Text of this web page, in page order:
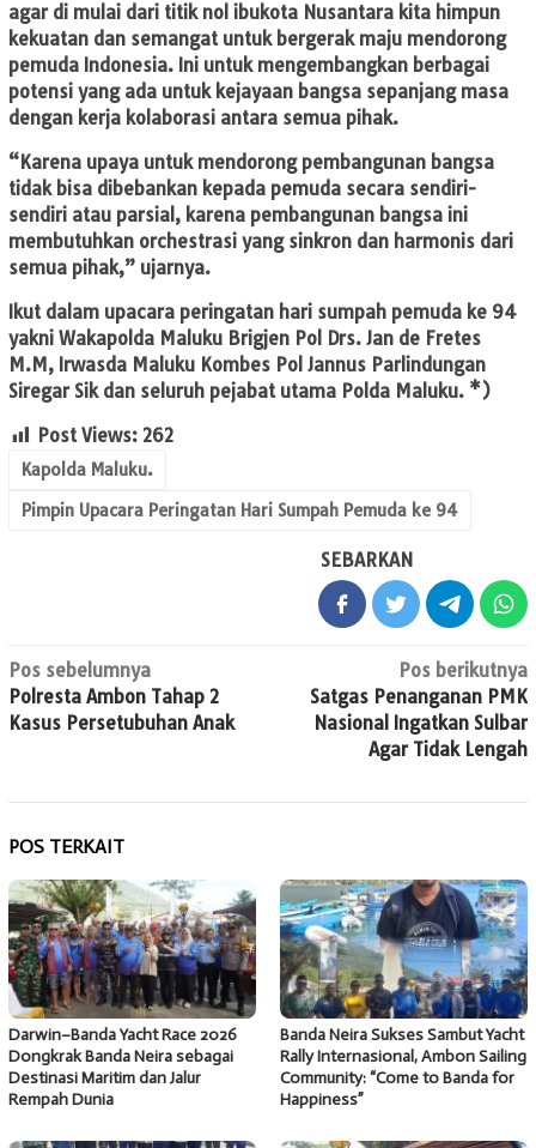
agar di mulai dari titik nol ibukota Nusantara kita himpun
kekuatan dan semangat untuk bergerak maju mendorong
pemuda Indonesia. Ini untuk mengembangkan berbagai
potensi yang ada untuk kejayaan bangsa sepanjang masa
dengan kerja kolaborasi antara semua pihak.
“Karena upaya untuk mendorong pembangunan bangsa
tidak bisa dibebankan kepada pemuda secara sendiri-
sendiri atau parsial, karena pembangunan bangsa ini
membutuhkan orchestrasi yang sinkron dan harmonis dari
semua pihak,” ujarnya.
Ikut dalam upacara peringatan hari sumpah pemuda ke 94
yakni Wakapolda Maluku Brigjen Pol Drs. Jan de Fretes
M.M, Irwasda Maluku Kombes Pol Jannus Parlindungan
Siregar Sik dan seluruh pejabat utama Polda Maluku. *)
Post Views: 262
Kapolda Maluku.
Pimpin Upacara Peringatan Hari Sumpah Pemuda ke 94
SEBARKAN
Navigasi
pos
Pos sebelumnya
Polresta Ambon Tahap 2
Kasus Persetubuhan Anak
Pos berikutnya
Satgas Penanganan PMK
Nasional Ingatkan Sulbar
Agar Tidak Lengah
POS TERKAIT
Darwin–Banda Yacht Race 2026
Dongkrak Banda Neira sebagai
Destinasi Maritim dan Jalur
Rempah Dunia
Banda Neira Sukses Sambut Yacht
Rally Internasional, Ambon Sailing
Community: “Come to Banda for
Happiness”